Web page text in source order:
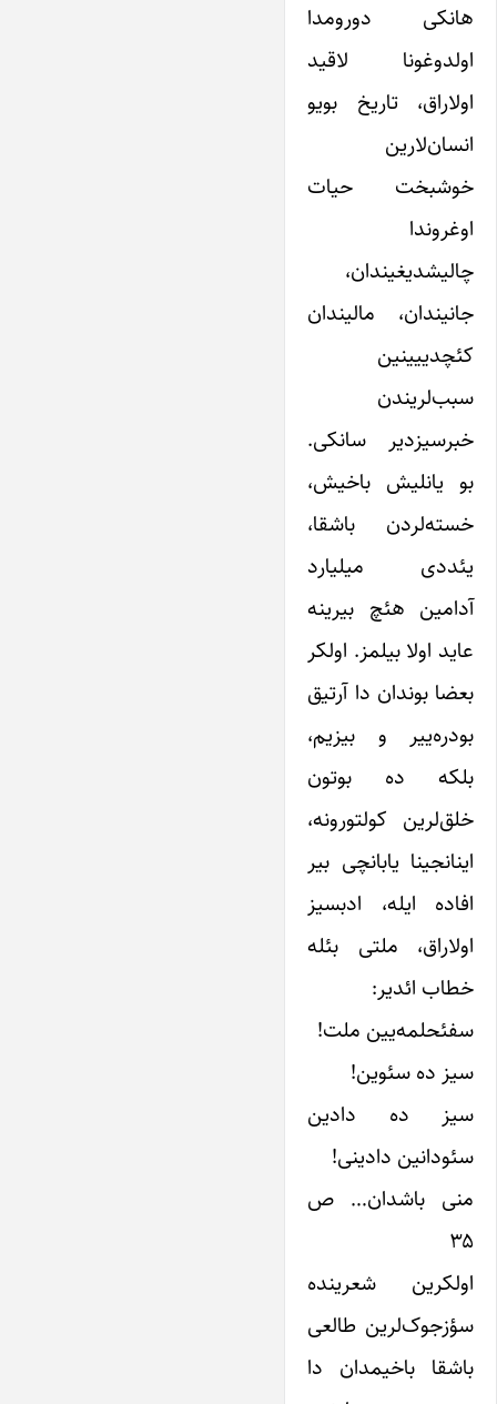
هانکی دورومدا
اولدوغونا لاقید
اولاراق، تاریخ بویو
انسان‌‌‌لارین
خوشبخت حیات
اوغروندا
چالیشدیغیندان،
جانیندان، مالیندان
کئچدییینین
سبب‌‌‌لریندن
خبرسیزدیر سانکی.
بو یانلیش باخیش،
خسته‌‌‌لردن باشقا،
یئددی میلیارد
آدامین هئچ بیرینه
عاید اولا بیلمز. اولکر
بعضا بوندان دا آرتیق
بودره‌‌‌ییر و بیزیم،
بلکه ده بوتون
خلق‌‌‌لرین کولتورونه،
اینانجینا یابانچی بیر
افاده ایله، ادبسیز
اولاراق، ملتی بئله
خطاب ائدیر:
سفئحلمه‌یین ملت!
سیز ده سئوین!
سیز ده دادین
سئودانین دادینی!
منی باشدان… ص
۳۵
اولکرین شعرینده
سؤزجوک‌‌‌‌لرین طالعی
باشقا باخیمدان دا